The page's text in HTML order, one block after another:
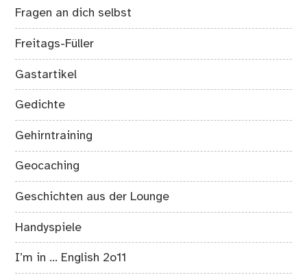
Fragen an dich selbst
Freitags-Füller
Gastartikel
Gedichte
Gehirntraining
Geocaching
Geschichten aus der Lounge
Handyspiele
I’m in … English 2o11